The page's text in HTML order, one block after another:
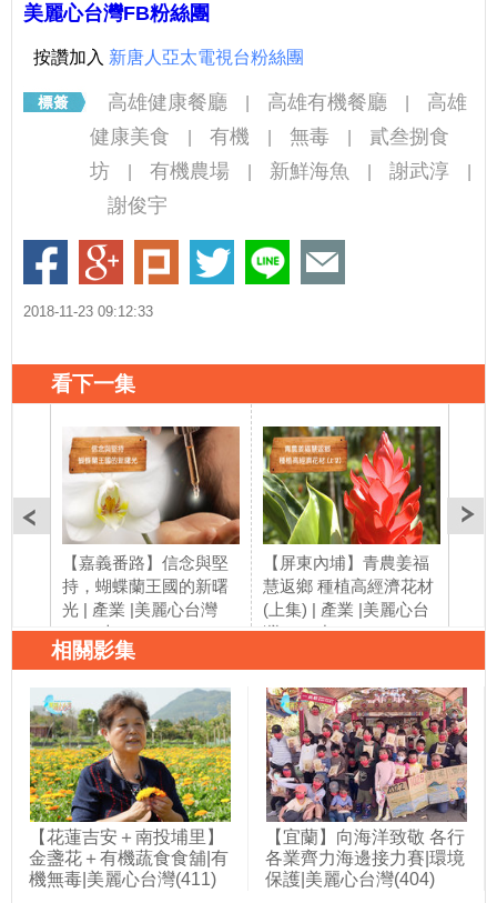
美麗心台灣FB粉絲團
按讚加入 新唐人亞太電視台粉絲團
高雄健康餐廳 高雄有機餐廳
高雄
健康美食
有機 無毒
貳叁捌食
坊
有機農場 新鮮海魚 謝武淳
謝俊宇
2018-11-23 09:12:33
看下一集
【嘉義番路】信念與堅
持，蝴蝶蘭王國的新曙
光 | 產業 |美麗心台灣
(185)上
【屏東內埔】青農姜福
慧返鄉 種植高經濟花材
(上集) | 產業 |美麗心台
灣(185)中
灣
相關影集
【花蓮吉安＋南投埔里】
金盞花＋有機蔬食食舖|有
機無毒|美麗心台灣(411)
【宜蘭】向海洋致敬 各行
各業齊力海邊接力賽|環境
保護|美麗心台灣(404)